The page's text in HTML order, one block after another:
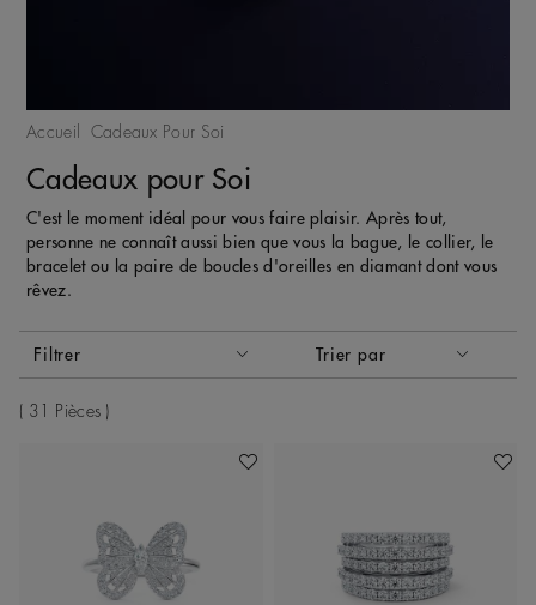
Accueil Cadeaux Pour Soi
Cadeaux pour Soi
C'est le moment idéal pour vous faire plaisir. Après tout,
personne ne connaît aussi bien que vous la bague, le collier, le
bracelet ou la paire de boucles d'oreilles en diamant dont vous
rêvez.
Filtrer Trier par
Trier par
31 Pièces
Ajouter À Ma Wishlist